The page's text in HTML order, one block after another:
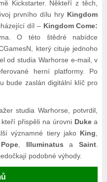
Kickstarter. Někteří z těch,
prvního dílu hry Kingdom
díl – Kingdom Come:
O této štědré nabídce
který cituje jednoho
od studia Warhorse e-mail, v
herní platformy. Po
bude zaslán digitální klíč pro
studia Warhorse, potvrdil,
přispěli na úrovni Dukea
významné tiery jako King,
Pope, Illuminatus a Saint.
podobné výhody.